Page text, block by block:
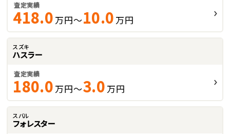
査定実績
418.0 万円～10.0 万円
スズキ
ハスラー
査定実績
180.0 万円～3.0 万円
スバル
フォレスター